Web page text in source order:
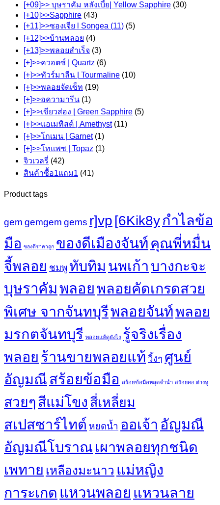
[+09]>> บุษราคัม หลังเบี้ย| Yellow Sapphire (30)
[+10]>>Sapphire (43)
[+11]>>ซองเจีย l Songea (11) (5)
[+12]>>บ้านพลอย (4)
[+13]>>พลอยสำเร็จ (3)
[+]>>ควอตซ์ | Quartz (6)
[+]>>ทัวร์มาลีน | Tourmaline (10)
[+]>>พลอยจัดเซ็ท (19)
[+]>>อความารีน (1)
[+]>>เขียวส่อง | Green Sapphire (5)
[+]>>แอเมทิสต์ | Amethyst (11)
[+]>>โกเมน | Garnet (1)
[+]>>โทแพซ | Topaz (1)
จิวเวลรี่ (42)
สินค้าซื้อ1แถม1 (41)
Product tags
gem gemgem gems r]vp [6Kik8yกำไลข้อ
มือ ของดีราคาถูก ของดีเมืองจันท์ คุณพี่หมื่น
จี้พลอย ชมพู ทับทิม นพเก้า บางกะจะ
บุษราคัมพลอยพลอยคัดเกรดสวย
พิเศษ จากจันทบุรีพลอยจันท์พลอย
มรกตจันทบุรี พลอยแท้ดูยังไง รู้จริงเรื่อง
พลอย ร้านขายพลอยแท้ วิ้งๆ ศูนย์
อัญมณี สร้อยข้อมือ สร้อยข้อมือหลุดจำนำ สร้อยคอ ต่างหู
สวยๆสีแม่โขง สี่เหลี่ยม
สเปสซาร์ไทต์ หยดน้ำ ออเจ้า อัญมณี
อัญมณีโบราณ‎ เผาพลอยทุกชนิด
เพทาย เหลืองมะนาว แม่หญิง
การะเกด แหวนพลอย แหวนลาย